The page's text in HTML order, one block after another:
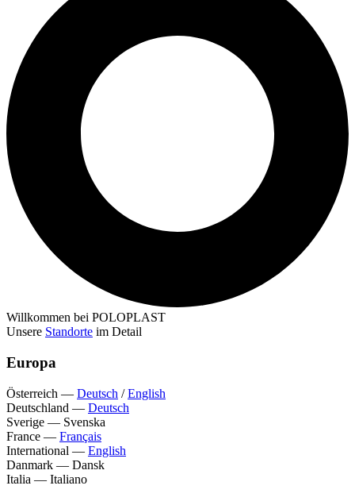
Willkommen bei POLOPLAST
Unsere Standorte im Detail
Europa
Österreich — Deutsch /English
Deutschland — Deutsch
Sverige — Svenska
France — Français
International — English
Danmark — Dansk
Italia — Italiano